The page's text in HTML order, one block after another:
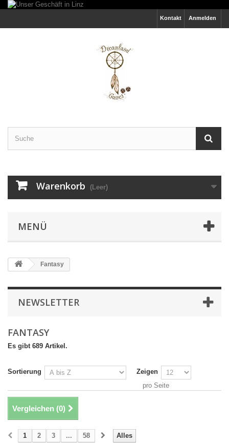
Anmelden
Kontakt
Warenkorb (Leer)
MENÜ
Fantasy
NEWSLETTER
FANTASY
Es gibt 689 Artikel.
Sortierung
Zeigen
pro Seite
Vergleichen (0)
Alles
1 2 3 ... 58